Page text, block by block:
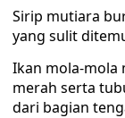
Sirip mutiara
yang sulit
Ikan mola-mola
merah serta
dari bagian